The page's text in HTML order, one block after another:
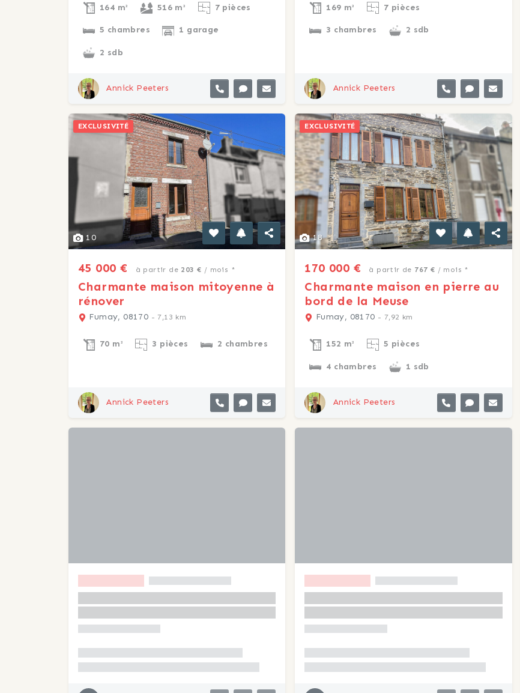
164 m² 516 m² 7 pièces
5 chambres 1 garage
2 sdb
Annick Peeters
169 m² 7 pièces
3 chambres 2 sdb
Annick Peeters
10
EXCLUSIVITÉ
45 000 € à partir de 203 € / mois *
Charmante maison mitoyenne à
rénover
Fumay, 08170 - 7,13 km
70 m² 3 pièces 2 chambres
Annick Peeters
18
EXCLUSIVITÉ
170 000 € à partir de 767 € / mois *
Charmante maison en pierre au
bord de la Meuse
Fumay, 08170 - 7,92 km
152 m² 5 pièces
4 chambres 1 sdb
Annick Peeters